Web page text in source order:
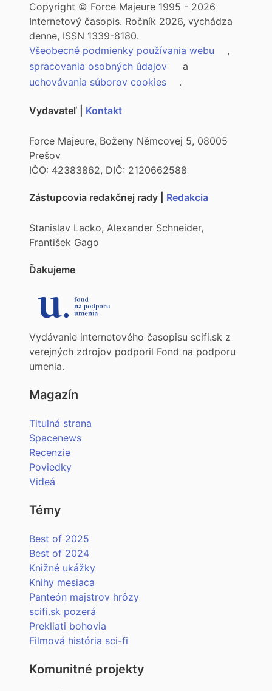
Copyright © Force Majeure 1995 - 2026
Internetový časopis. Ročník 2026, vychádza
denne, ISSN 1339-8180.
Všeobecné podmienky používania webu
,
spracovania osobných údajov
a
uchovávania súborov cookies
.
Vydavateľ | Kontakt
Force Majeure, Boženy Němcovej 5, 08005
Prešov
IČO: 42383862, DIČ: 2120662588
Zástupcovia redakčnej rady | Redakcia
Stanislav Lacko, Alexander Schneider,
František Gago
Ďakujeme
Vydávanie internetového časopisu scifi.sk z
verejných zdrojov podporil Fond na podporu
umenia.
Magazín
Titulná strana
Spacenews
Recenzie
Poviedky
Videá
Témy
Best of 2025
Best of 2024
Knižné ukážky
Knihy mesiaca
Panteón majstrov hrôzy
scifi.sk pozerá
Prekliati bohovia
Filmová história sci-fi
Komunitné projekty